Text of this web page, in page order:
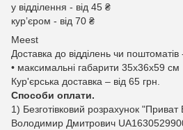
у відділення - від 45 ₴
курʼєром - від 70 ₴
Meest
Доставка до відділень чи поштоматів
• максимальні габарити 35x36x59 см
Кур'єрська доставка – від 65 грн.
Способи оплати.
1) Безготівковий розрахунок
Володимир Дмитрович